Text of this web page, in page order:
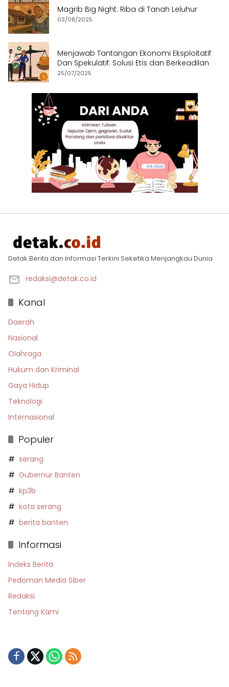
Magrib Big Night: Riba di Tanah Leluhur
03/08/2025
Menjawab Tantangan Ekonomi Eksploitatif
Dan Spekulatif: Solusi Etis dan Berkeadilan
25/07/2025
Detak Berita dan Informasi Terkini Seketika Menjangkau Dunia
redaksi@detak.co.id
Kanal
Daerah
Nasional
Olahraga
Hukum dan Kriminal
Gaya Hidup
Teknologi
Internasional
Populer
serang
Gubernur Banten
kp3b
kota serang
berita banten
Informasi
Indeks Berita
Pedoman Media Siber
Redaksi
Tentang Kami